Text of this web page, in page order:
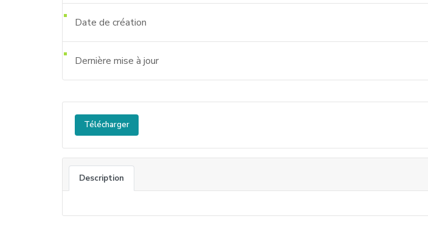
Date de création
Dernière mise à jour
Télécharger
Description